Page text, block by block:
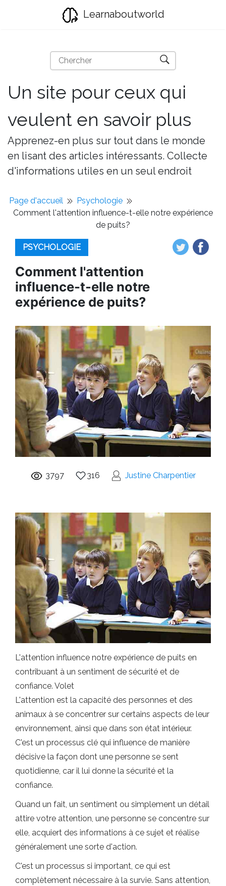
Learnaboutworld
Un site pour ceux qui
veulent en savoir plus
Apprenez-en plus sur tout dans le monde
en lisant des articles intéressants. Collecte
d'informations utiles en un seul endroit
Page d'accueil
Psychologie
Comment l'attention influence-t-elle notre expérience
de puits?
PSYCHOLOGIE
Comment l'attention
influence-t-elle notre
expérience de puits?
3797 316 Justine Charpentier
L'attention influence notre expérience de puits en
contribuant à un sentiment de sécurité et de
confiance. Volet
L'attention est la capacité des personnes et des
animaux à se concentrer sur certains aspects de leur
environnement, ainsi que dans son état intérieur.
C'est un processus clé qui influence de manière
décisive la façon dont une personne se sent
quotidienne, car il lui donne la sécurité et la
confiance.
Quand un fait, un sentiment ou simplement un détail
attire votre attention, une personne se concentre sur
elle, acquiert des informations à ce sujet et réalise
généralement une sorte d'action.
C'est un processus si important, ce qui est
complètement nécessaire à la survie. Sans attention,